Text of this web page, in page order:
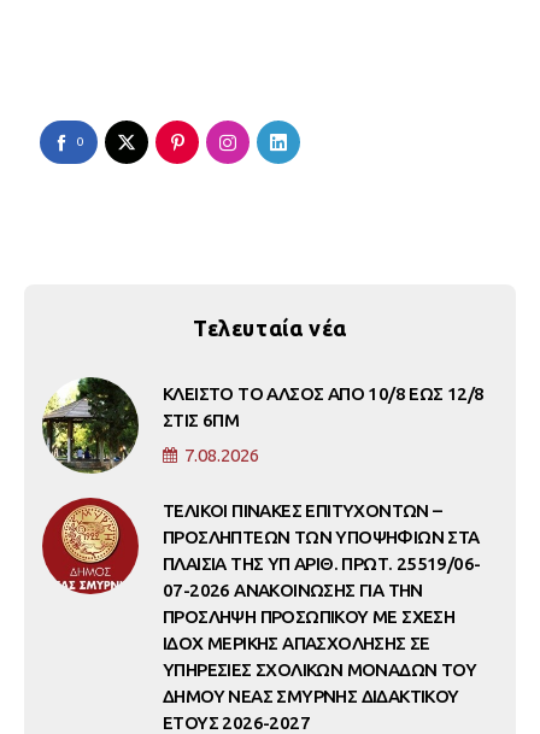
0
Τελευταία νέα
ΚΛΕΙΣΤΟ ΤΟ ΑΛΣΟΣ ΑΠΟ 10/8 ΕΩΣ 12/8
ΣΤΙΣ 6ΠΜ
7.08.2026
ΤΕΛΙΚΟΙ ΠΙΝΑΚΕΣ ΕΠΙΤΥΧΟΝΤΩΝ –
ΠΡΟΣΛΗΠΤΕΩΝ ΤΩΝ ΥΠΟΨΗΦΙΩΝ ΣΤΑ
ΠΛΑΙΣΙΑ ΤΗΣ ΥΠ ΑΡΙΘ. ΠΡΩΤ. 25519/06-
07-2026 ΑΝΑΚΟΙΝΩΣΗΣ ΓΙΑ ΤΗΝ
ΠΡΟΣΛΗΨΗ ΠΡΟΣΩΠΙΚΟΥ ΜΕ ΣΧΕΣΗ
ΙΔΟΧ ΜΕΡΙΚΗΣ ΑΠΑΣΧΟΛΗΣΗΣ ΣΕ
ΥΠΗΡΕΣΙΕΣ ΣΧΟΛΙΚΩΝ ΜΟΝΑΔΩΝ ΤΟΥ
ΔΗΜΟΥ ΝΕΑΣ ΣΜΥΡΝΗΣ ΔΙΔΑΚΤΙΚΟΥ
ΕΤΟΥΣ 2026-2027